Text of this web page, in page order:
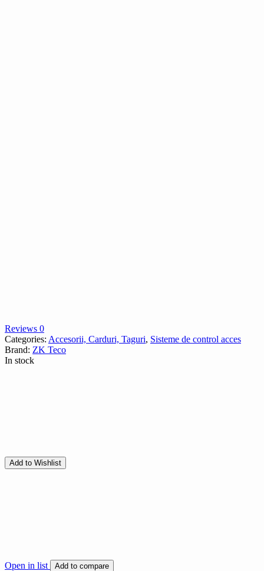
Reviews 0
Categories: Accesorii, Carduri, Taguri, Sisteme de control acces
Brand: ZK Teco
In stock
Add to Wishlist
Open in list Add to compare